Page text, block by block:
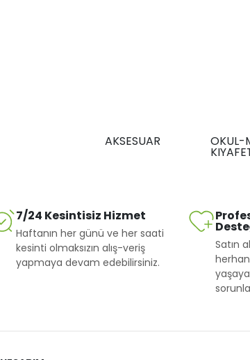
AKSESUAR OKUL-
7/24 Kesintisiz Hizmet
Haftanın her günü ve her saati
kesinti olmaksızın alış-veriş
yapmaya devam edebilirsiniz.
Satın